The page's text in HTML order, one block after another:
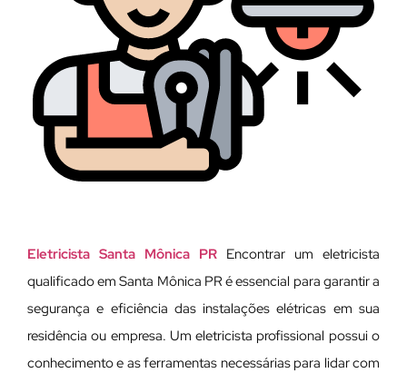
Eletricista Santa Mônica PR Encontrar um eletricista
qualificado em Santa Mônica PR é essencial para garantir a
segurança e eficiência das instalações elétricas em sua
residência ou empresa. Um eletricista profissional possui o
conhecimento e as ferramentas necessárias para lidar com